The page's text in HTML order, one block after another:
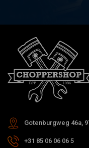
Gotenburgweg 46a,
+31 85 06 06 06 5